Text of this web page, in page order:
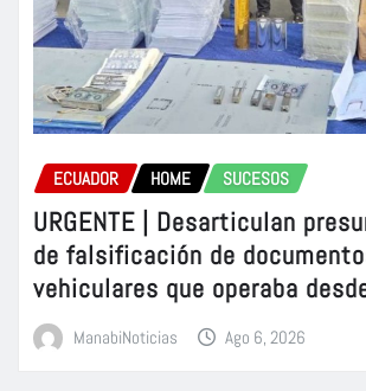
ECUADOR HOME SUCESOS
URGENTE | Desarticulan
de falsificación de
vehiculares que operaba
ManabiNoticias Ago 6, 2026